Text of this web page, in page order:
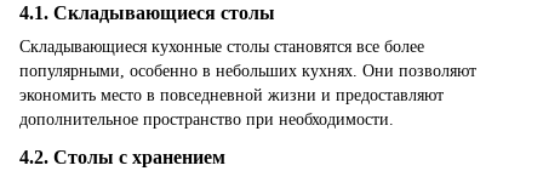
4.1. Складывающиеся столы
Складывающиеся кухонные столы становятся все более
популярными, особенно в небольших кухнях. Они позволяют
экономить место в повседневной жизни и предоставляют
дополнительное пространство при необходимости.
4.2. Столы с хранением